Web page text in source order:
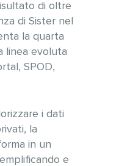
di oltre
di Sister nel
la quarta
linea evoluta
SPOD,
i dati
la
in un
e